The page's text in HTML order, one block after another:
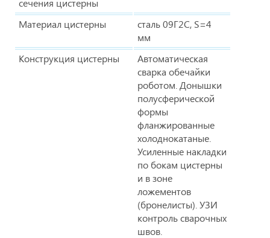
Материал цистерны
сталь 09Г2С, S=4
мм
Конструкция цистерны
Автоматическая
сварка обечайки
роботом. Донышки
полусферической
формы
фланжированные
холоднокатаные.
Усиленные накладки
по бокам цистерны
и в зоне
ложементов
(бронелисты). УЗИ
контроль сварочных
швов.